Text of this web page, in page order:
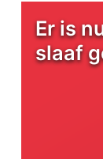
Er is
slaaf